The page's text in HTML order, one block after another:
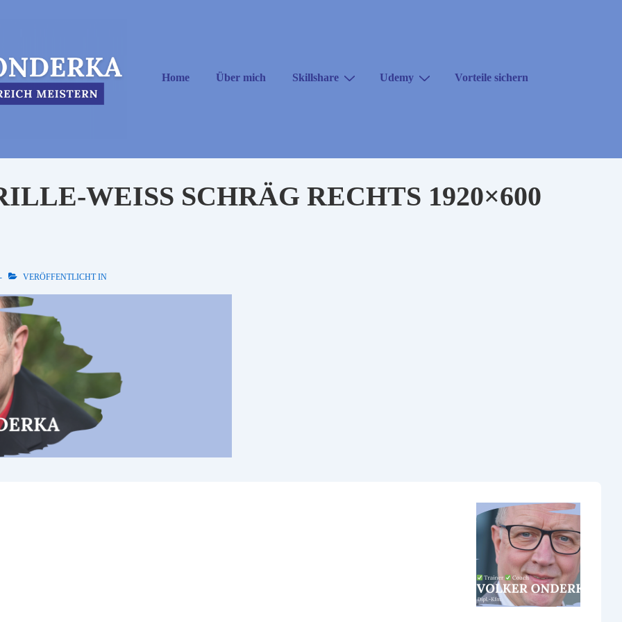
Hauptnavigation
Home Über mich Skillshare Udemy Vorteile sichern
WEISS SCHRÄG RECHTS 1920×600
VERÖFFENTLICHT IN